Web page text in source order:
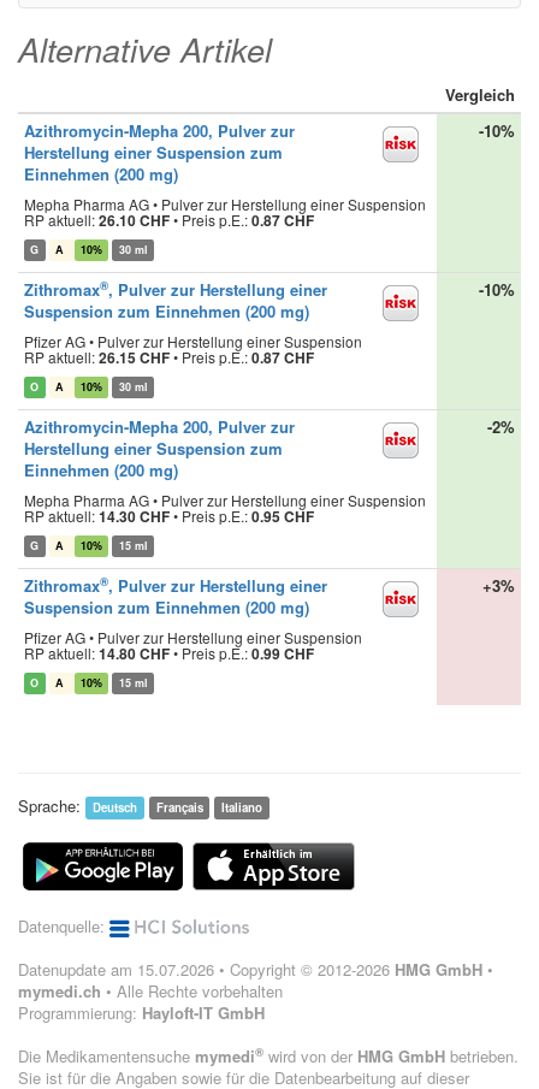
Alternative Artikel
Vergleich
Azithromycin-Mepha 200, Pulver zur
Herstellung einer Suspension zum
Einnehmen (200 mg)
Mepha Pharma AG • Pulver zur Herstellung einer Suspension
RP aktuell:26.10 CHF• Preis p.E.:0.87 CHF
G A 10% 30 ml
-10%
Zithromax®, Pulver zur Herstellung einer
Suspension zum Einnehmen (200 mg)
Pfizer AG • Pulver zur Herstellung einer Suspension
RP aktuell:26.15 CHF• Preis p.E.:0.87 CHF
O A 10% 30 ml
-10%
Azithromycin-Mepha 200, Pulver zur
Herstellung einer Suspension zum
Einnehmen (200 mg)
Mepha Pharma AG • Pulver zur Herstellung einer Suspension
RP aktuell:14.30 CHF• Preis p.E.:0.95 CHF
G A 10% 15 ml
-2%
Zithromax®, Pulver zur Herstellung einer
Suspension zum Einnehmen (200 mg)
Pfizer AG • Pulver zur Herstellung einer Suspension
RP aktuell:14.80 CHF• Preis p.E.:0.99 CHF
O A 10% 15 ml
+3%
Sprache: Deutsch Français Italiano
Datenquelle:
Datenupdate am 15.07.2026 • Copyright © 2012-2026 HMG GmbH •
mymedi.ch • Alle Rechte vorbehalten
Programmierung: Hayloft-IT GmbH
Die Medikamentensuche mymedi® wird von der HMG GmbH betrieben.
Sie ist für die Angaben sowie für die Datenbearbeitung auf dieser